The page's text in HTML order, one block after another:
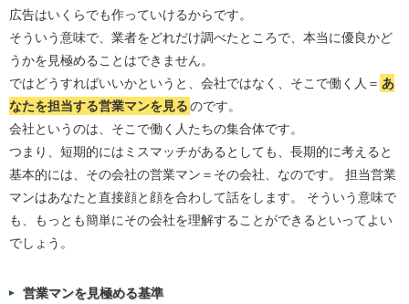
広告はいくらでも作っていけるからです。
そういう意味で、業者をどれだけ調べたところで、本当に優良かど
うかを見極めることはできません。
ではどうすればいいかというと、会社ではなく、そこで働く人＝ あ
なたを担当する営業マンを見るのです。
会社というのは、そこで働く人たちの集合体です。
つまり、短期的にはミスマッチがあるとしても、長期的に考えると
基本的には、その会社の営業マン＝その会社、なのです。 担当営業
マンはあなたと直接顔と顔を合わして話をします。 そういう意味で
も、もっとも簡単にその会社を理解することができるといってよい
でしょう。
営業マンを見極める基準